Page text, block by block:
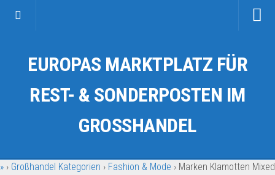
Kategorien
Auto & Motorrad
Fahrzeuge & Transport
Garten & Werkzeug
EUROPAS MARKTPLATZ FÜR
REST- & SONDERPOSTEN IM
GROSSHANDEL
» › Großhandel Kategorien › Fashion & Mode › Marken Klamotten Mixed